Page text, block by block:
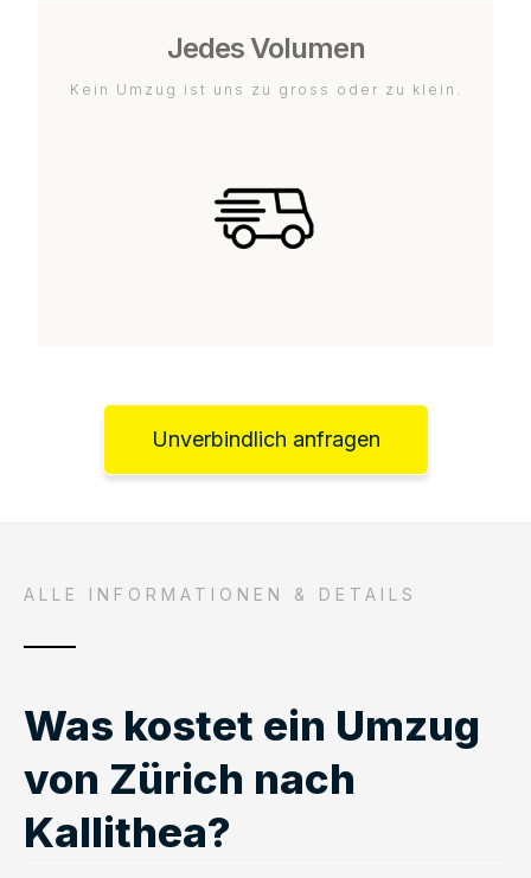
Jedes Volumen
Kein Umzug ist uns zu gross oder zu klein.
Unverbindlich anfragen
ALLE INFORMATIONEN & DETAILS
Was kostet ein Umzug
von Zürich nach
Kallithea?